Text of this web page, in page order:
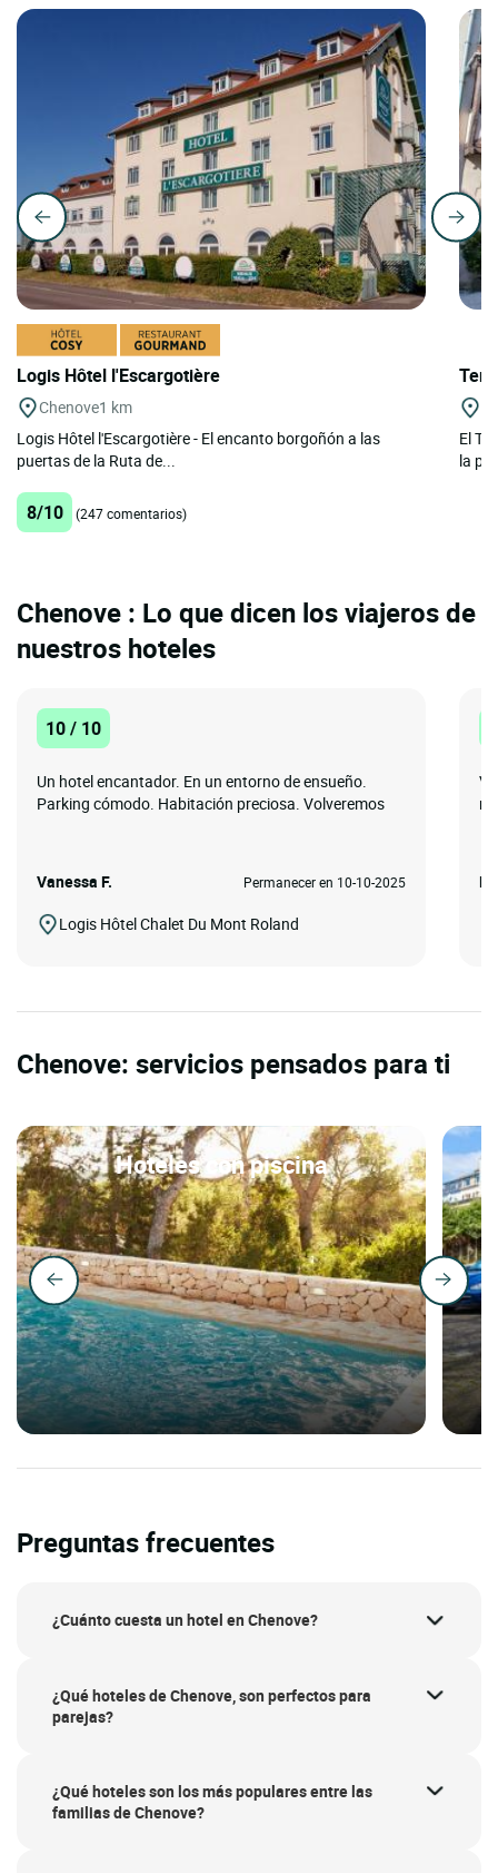
Logis Hôtel l'Escargotière
Chenove1 km
Logis Hôtel l'Escargotière - El encanto borgoñón a las
puertas de la Ruta de...
8/10 (247 comentarios)
El
la
Chenove : Lo que dicen los viajeros de
nuestros hoteles
10 / 10
Un hotel encantador. En un entorno de ensueño.
Parking cómodo. Habitación preciosa. Volveremos
Vanessa F. Permanecer en 10-10-2025
Logis Hôtel Chalet Du Mont Roland
Chenove: servicios pensados para ti
Hoteles con piscina
Preguntas frecuentes
¿Cuánto cuesta un hotel en Chenove?
¿Qué hoteles de Chenove, son perfectos para
parejas?
¿Qué hoteles son los más populares entre las
familias de Chenove?